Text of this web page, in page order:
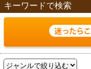
キーワードで検索